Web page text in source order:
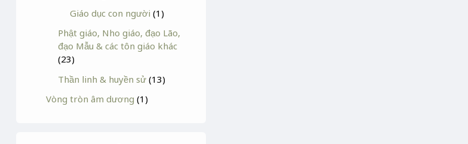
Giáo dục con người (1)
Phật giáo, Nho giáo, đạo Lão,
đạo Mẫu & các tôn giáo khác
(23)
Thần linh & huyền sử (13)
Vòng tròn âm dương (1)